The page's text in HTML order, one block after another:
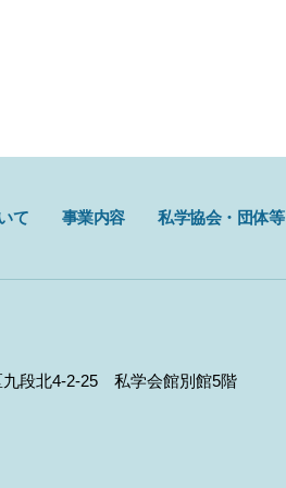
て 事業内容 私学協会・団体等
段北4-2-25 私学会館別館5階